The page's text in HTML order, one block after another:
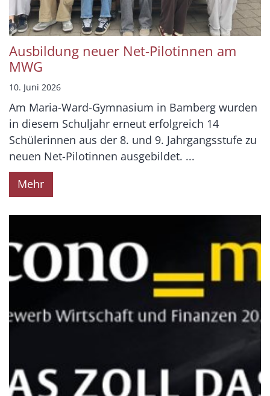
Ausbildung neuer Net-Pilotinnen am
MWG
10. Juni 2026
Am Maria-Ward-Gymnasium in Bamberg wurden
in diesem Schuljahr erneut erfolgreich 14
Schülerinnen aus der 8. und 9. Jahrgangsstufe zu
neuen Net-Pilotinnen ausgebildet. ...
Mehr